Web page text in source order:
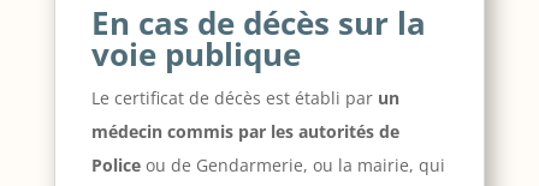
En cas de décès sur la
voie publique
Le certificat de décès est établi par un
médecin commis par les autorités de
Policeou de Gendarmerie, ou la mairie, qui